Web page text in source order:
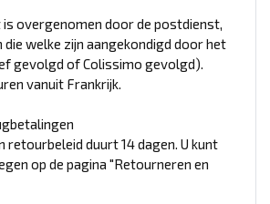
is overgenomen door de postdienst,
die welke zijn aangekondigd door het
gevolgd of Colissimo gevolgd).
vanuit Frankrijk.
retourbeleid duurt 14 dagen. U kunt
op de pagina "Retourneren en